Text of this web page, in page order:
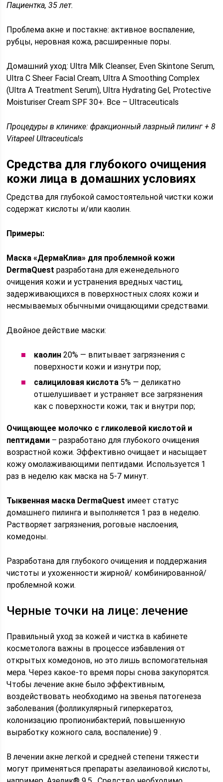
Пациентка, 35 лет.
Проблема акне и постакне: активное воспаление,
рубцы, неровная кожа, расширенные поры.
Домашний уход: Ultra Milk Cleanser, Even Skintone Serum,
Ultra C Sheer Facial Cream, Ultra A Smoothing Complex
(Ultra A Treatment Serum), Ultra Hydrating Gel, Protective
Moisturiser Cream SPF 30+. Все – Ultraceuticals
Процедуры в клинике: фракционный лазрный пилинг + 8
Vitapeel Ultraceuticals
Средства для глубокого очищения
кожи лица в домашних условиях
Средства для глубокой самостоятельной чистки кожи
содержат кислоты и/или каолин.
Примеры:
Маска «ДермаКлиа» для проблемной кожи
DermaQuestразработана для еженедельного
очищения кожи и устранения вредных частиц,
задерживающихся в поверхностных слоях кожи и
несмываемых обычными очищающими средствами.
Двойное действие маски:
каолин 20% — впитывает загрязнения с
поверхности кожи и изнутри пор;
салициловая кислота 5% — деликатно
отшелушивает и устраняет все загрязнения
как с поверхности кожи, так и внутри пор;
Очищающее молочко с гликолевой кислотой и
пептидами – разработано для глубокого очищения
возрастной кожи. Эффективно очищает и насыщает
кожу омолаживающими пептидами. Используется 1
раз в неделю как маска на 5-7 минут.
Тыквенная маска DermaQuest имеет статус
домашнего пилинга и выполняется 1 раз в неделю.
Растворяет загрязнения, роговые наслоения,
комедоны.
Разработана для глубокого очищения и поддержания
чистоты и ухоженности жирной/ комбинированной/
проблемной кожи.
Черные точки на лице: лечение
Правильный уход за кожей и чистка в кабинете
косметолога важны в процессе избавления от
открытых комедонов, но это лишь вспомогательная
мера. Через какое-то время поры снова закупорятся.
Чтобы лечение акне было эффективным,
воздействовать необходимо на звенья патогенеза
заболевания (фолликулярный гиперкератоз,
колонизацию пропионибактерий, повышенную
выработку кожного сала, воспаление) 9 .
В лечении акне легкой и средней степени тяжести
могут применяться препараты азелаиновой кислоты,